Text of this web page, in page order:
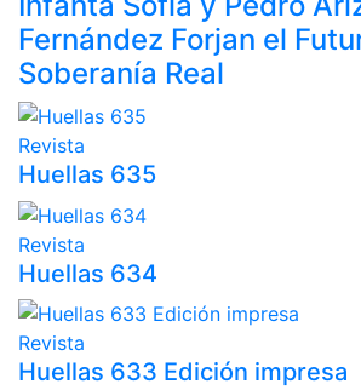
Fernández Forjan el
Soberanía Real
Revista
Huellas 635
Revista
Huellas 634
Revista
Huellas 633 Edición impresa